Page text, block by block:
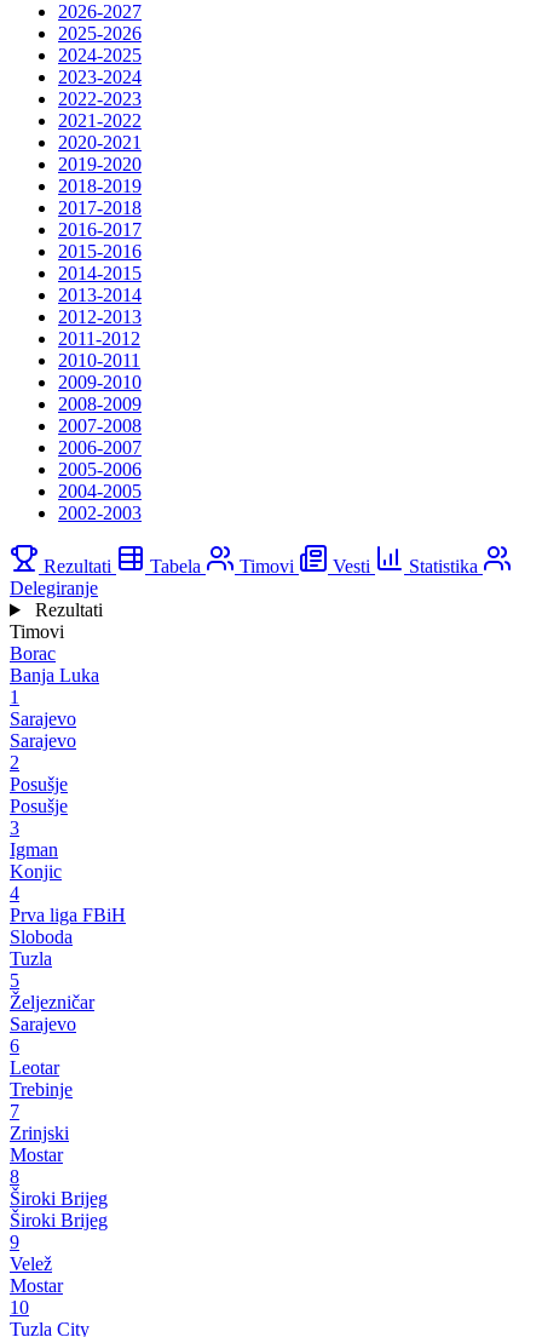
2026-2027
2025-2026
2024-2025
2023-2024
2022-2023
2021-2022
2020-2021
2019-2020
2018-2019
2017-2018
2016-2017
2015-2016
2014-2015
2013-2014
2012-2013
2011-2012
2010-2011
2009-2010
2008-2009
2007-2008
2006-2007
2005-2006
2004-2005
2002-2003
Rezultati Tabela Timovi Vesti
Statistika
Delegiranje
Rezultati
Timovi
Borac
Banja Luka
1
Sarajevo
Sarajevo
2
Posušje
Posušje
3
Igman
Konjic
4
Prva liga FBiH
Sloboda
Tuzla
5
Željezničar
Sarajevo
6
Leotar
Trebinje
7
Zrinjski
Mostar
8
Široki Brijeg
Široki Brijeg
9
Velež
Mostar
10
Tuzla City